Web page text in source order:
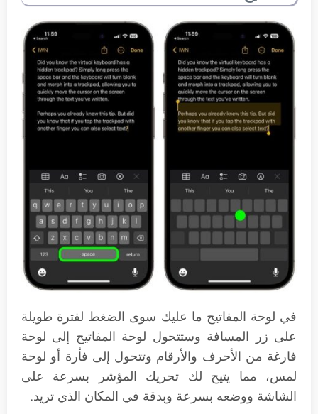
في لوحة المفاتيح ما عليك سوى الضغط لفترة طويلة
على زر المسافة وستتحول لوحة المفاتيح إلى لوحة
فارغة من الأحرف والأرقام وتتحول إلى فأرة أو لوحة
لمس، مما يتيح لك تحريك المؤشر بسرعة على
الشاشة ووضعه بسرعة وبدقة في المكان الذي تريد.